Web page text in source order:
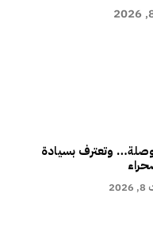
وتعترف بسيادة